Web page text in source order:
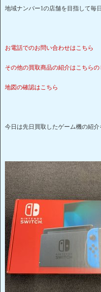
地域ナンバー1の店舗を目指して毎
お電話でのお問い合わせはこちら
その他の買取商品の紹介はこちらの
地図の確認はこちら
今日は先日買取したゲーム機の紹介